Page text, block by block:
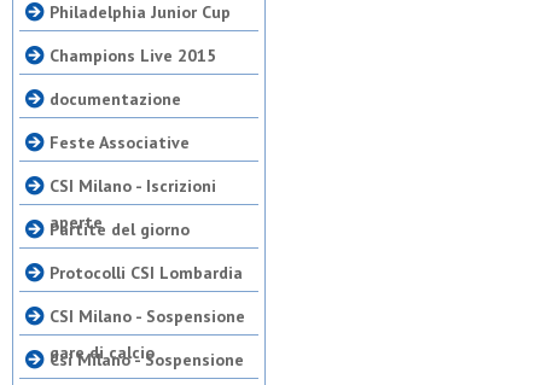
Philadelphia Junior Cup
Champions Live 2015
documentazione
Feste Associative
CSI Milano - Iscrizioni
aperte
Partite del giorno
Protocolli CSI Lombardia
CSI Milano - Sospensione
gare di calcio
Csi Milano - Sospensione